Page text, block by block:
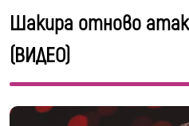
Шакира отново
(ВИДЕО)